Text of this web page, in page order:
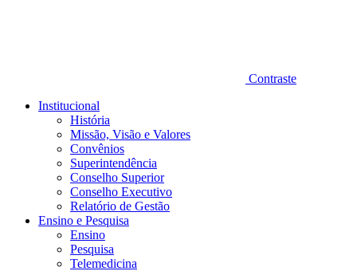
Contraste
Institucional
História
Missão, Visão e Valores
Convênios
Superintendência
Conselho Superior
Conselho Executivo
Relatório de Gestão
Ensino e Pesquisa
Ensino
Pesquisa
Telemedicina